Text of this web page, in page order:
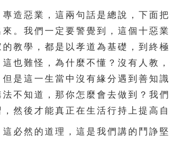
惡業，這兩句話是總說，下面把
。我們一定要警覺到，這個十惡
教學，都是以孝道為基礎，到終
也難怪，為什麼不懂？沒有人教
是這一生當中沒有緣分遇到善知
不知道，那你怎麼會去做到？我
然後才能真正在生活行持上提高
然的道理，這是我們講的鬥諍堅